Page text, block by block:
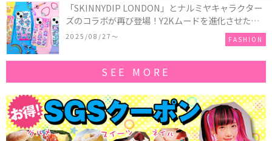
「SKINNYDIP LONDON」とナルミヤキャラクター
ズのコラボが再び登場！Y2Kムードを進化させた新
作コレクションを発売♪
2025/08/27〜 FASHION
SEE MORE